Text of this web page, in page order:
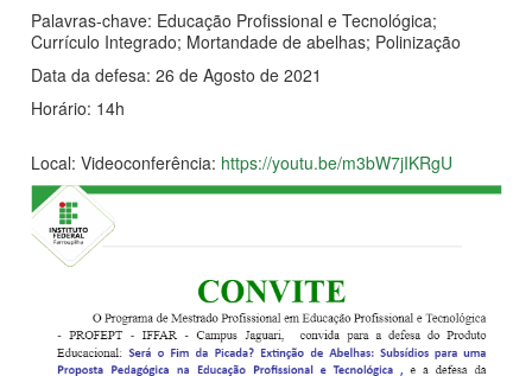
Palavras-chave: Educação Profissional e Tecnológica;
Currículo Integrado; Mortandade de abelhas; Polinização
Data da defesa: 26 de Agosto de 2021
Horário: 14h
Local: Videoconferência: https://youtu.be/m3bW7jIKRgU